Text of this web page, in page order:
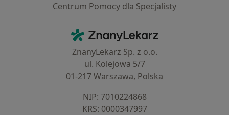
Centrum Pomocy dla Specjalisty
ZnanyLekarz - Strona główna
ZnanyLekarz Sp. z o.o.
ul. Kolejowa 5/7
01-217 Warszawa, Polska
NIP: ⁠7010224868
KRS: ⁠0000347997